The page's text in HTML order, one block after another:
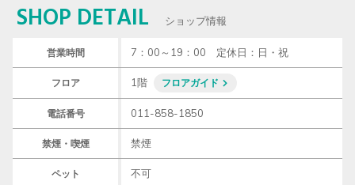
SHOP DETAIL ショップ情報
営業時間 7：00～19：00　定休日：日・祝
フロア 1階 フロアガイド
電話番号 011-858-1850
禁煙・喫煙 禁煙
ペット 不可